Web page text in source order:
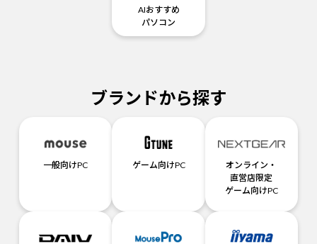
AIおすすめ
パソコン
ブランドから探す
一般向けPC ゲーム向けPC
オンライン・
直営店限定
ゲーム向けPC